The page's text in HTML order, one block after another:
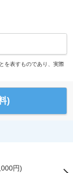
を表すものであり、実際
)
円)